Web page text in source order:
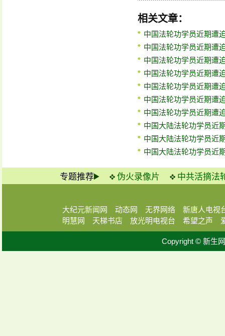
相关文章：
中国法轮功学员近期遭
中国法轮功学员近期遭
中国法轮功学员近期遭
中国法轮功学员近期遭
中国法轮功学员近期遭
中国法轮功学员近期遭
中国法轮功学员近期遭
中国大陆法轮功学员近
中国大陆法轮功学员近
中国大陆法轮功学员近
专题推荐 伪火录像片 中共活摘法
大纪元新闻网 动态网 无界网络
新唐人电视
明慧网
天梯书店 放光明电视台 希望之声
Copyright © 新生